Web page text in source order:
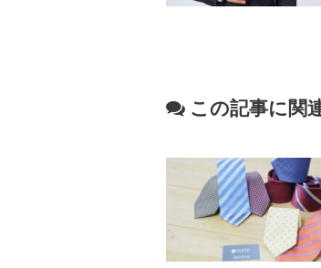
この記事に関